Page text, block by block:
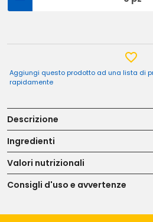
Aggiungi questo prodotto ad una lista di
rapidamente
Descrizione
Ingredienti
Valori nutrizionali
Consigli d'uso e avvertenze